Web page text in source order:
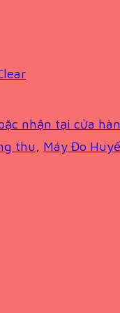
nhận tại cửa
thu, Máy Đo